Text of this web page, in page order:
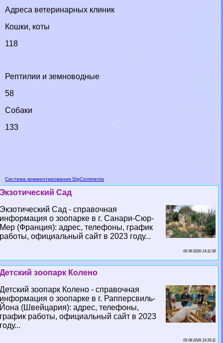
Адреса ветеринарных клиник
Кошки, коты
118
Рептилии и земноводные
58
Собаки
133
Система комментирования SigComments
Экзотический Сад
Экзотический Сад - справочная
информация о зоопарке в г. Санари-Сюр-
Мер (Франция): адрес, телефоны, график
работы, официальный сайт в 2023 году...
06 08 2026 14:11:58
Детский зоопарк Колено
Детский зоопарк Колено - справочная
информация о зоопарке в г. Рапперсвиль-
Йона (Швейцария): адрес, телефоны,
график работы, официальный сайт в 2023
году...
05 08 2026 19:35:11